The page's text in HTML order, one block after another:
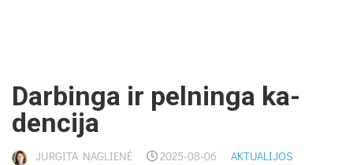
Dar­bin­ga ir pel­nin­ga ka­
den­ci­ja
JURGITA NAGLIENĖ 2025-08-06 AKTUALIJOS